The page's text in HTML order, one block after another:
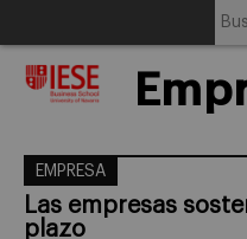
EMPRESA
Las empresas
plazo